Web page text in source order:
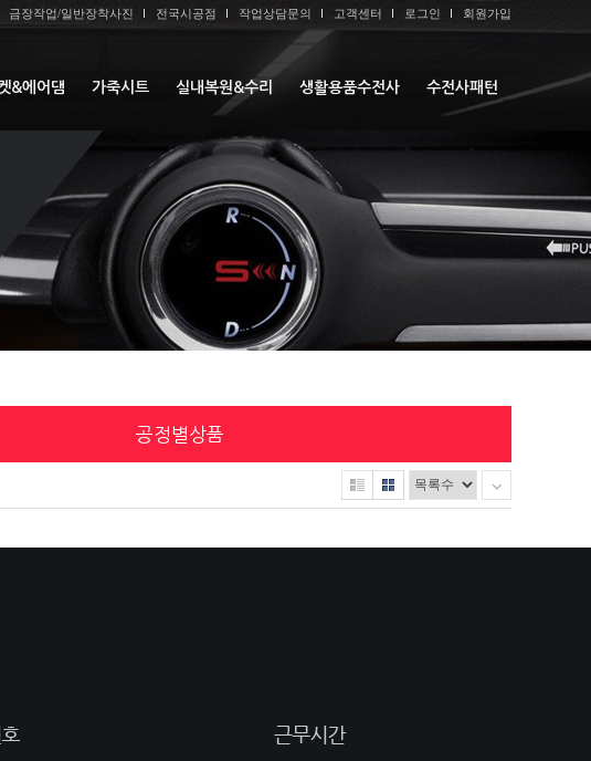
금장작업/일반장착사진 전국시공점 작업상담문의 고객센터 로그인 회원가입
&에어댐 가죽시트 실내복원&수리 생활용품수전사 수전사패턴
공정별상품